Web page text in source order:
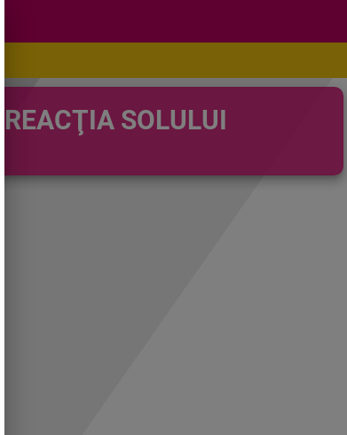
REACŢIA SOLULUI